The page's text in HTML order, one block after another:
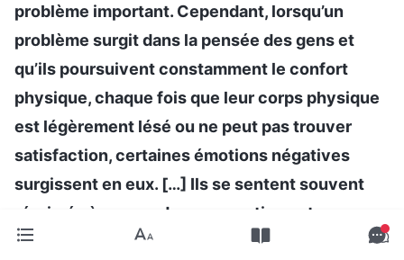
problème important. Cependant, lorsqu’un
problème surgit dans la pensée des gens et
qu’ils poursuivent constamment le confort
physique, chaque fois que leur corps physique
est légèrement lésé ou ne peut pas trouver
satisfaction, certaines émotions négatives
surgissent en eux. […] Ils se sentent souvent
réprimés à propos de ces questions et ne
veulent pas accepter l’aide de leurs frères et